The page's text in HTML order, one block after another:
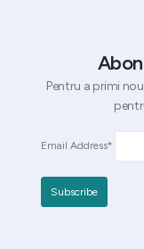
Pentru a primi
Email Address*